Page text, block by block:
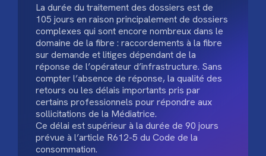
La durée du traitement des dossiers est de
105 jours en raison principalement de dossiers
complexes qui sont encore nombreux dans le
domaine de la fibre : raccordements à la fibre
sur demande et litiges dépendant de la
réponse de l’opérateur d’infrastructure. Sans
compter l’absence de réponse, la qualité des
retours ou les délais importants pris par
certains professionnels pour répondre aux
sollicitations de la Médiatrice.
Ce délai est supérieur à la durée de 90 jours
prévue à l’article R612-5 du Code de la
consommation.